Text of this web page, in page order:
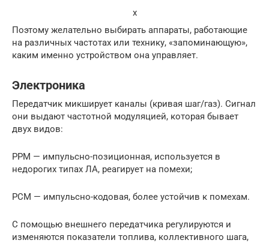
x
Поэтому желательно выбирать аппараты, работающие
на различных частотах или технику, «запоминающую»,
каким именно устройством она управляет.
Электроника
Передатчик микширует каналы (кривая шаг/газ). Сигнал
они выдают частотной модуляцией, которая бывает
двух видов:
РРМ — импульсно-позиционная, используется в
недорогих типах ЛА, реагирует на помехи;
РСМ — импульсно-кодовая, более устойчив к помехам.
С помощью внешнего передатчика регулируются и
изменяются показатели топлива, коллективного шага,